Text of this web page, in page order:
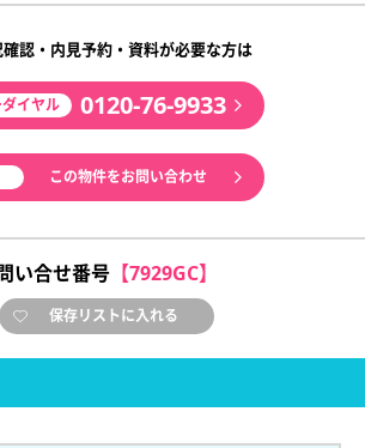
認・内見予約・資料が必要な方は
イヤル 0120-76-9933
この物件をお問い合わせ
い合せ番号 【7929GC】
保存リストに入れる